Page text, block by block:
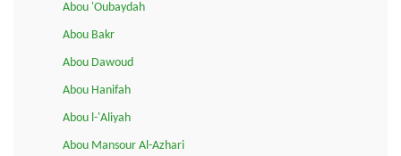
Abou 'Oubaydah
Abou Bakr
Abou Dawoud
Abou Hanifah
Abou l-'Aliyah
Abou Mansour Al-Azhari